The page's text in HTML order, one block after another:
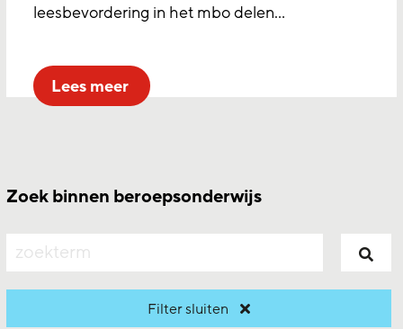
leesbevordering in het mbo delen…
lees meer
Zoek binnen beroepsonderwijs
Filter sluiten
zoeken